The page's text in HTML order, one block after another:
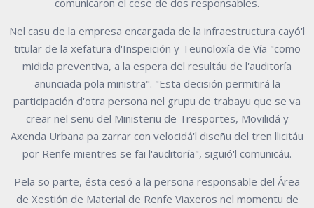
Nel casu de la empresa encargada de la infraestructura cayó'l
titular de la xefatura d'Inspeición y Teunoloxía de Vía "como
midida preventiva, a la espera del resultáu de l'auditoría
anunciada pola ministra". "Esta decisión permitirá la
participación d'otra persona nel grupu de trabayu que se va
crear nel senu del Ministeriu de Tresportes, Movilidá y
Axenda Urbana pa zarrar con velocidá'l diseñu del tren llicitáu
por Renfe mientres se fai l'auditoría", siguió'l comunicáu.
Pela so parte, ésta cesó a la persona responsable del Área
de Xestión de Material de Renfe Viaxeros nel momentu de